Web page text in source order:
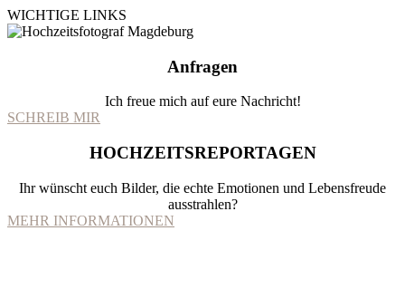
WICHTIGE LINKS
Anfragen
Ich freue mich auf eure Nachricht!
SCHREIB MIR
HOCHZEITSREPORTAGEN
Ihr wünscht euch Bilder, die echte Emotionen und Lebensfreude
ausstrahlen?
MEHR INFORMATIONEN